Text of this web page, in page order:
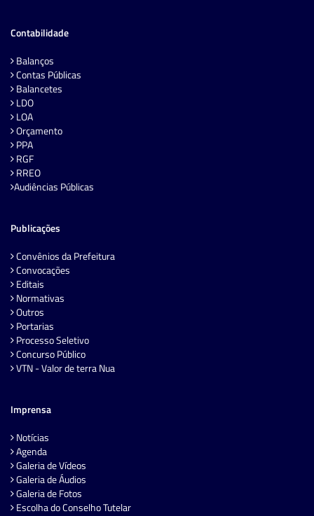
Contabilidade
Balanços
Contas Públicas
Balancetes
LDO
LOA
Orçamento
PPA
RGF
RREO
Audiências Públicas
Publicações
Convênios da Prefeitura
Convocações
Editais
Normativas
Outros
Portarias
Processo Seletivo
Concurso Público
VTN - Valor de terra Nua
Imprensa
Notícias
Agenda
Galeria de Vídeos
Galeria de Áudios
Galeria de Fotos
Escolha do Conselho Tutelar